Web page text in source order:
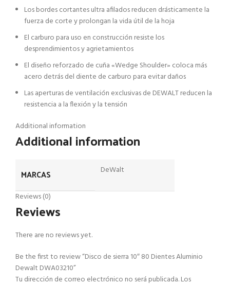
Los bordes cortantes ultra afilados reducen drásticamente la
fuerza de corte y prolongan la vida útil de la hoja
El carburo para uso en construcción resiste los
desprendimientos y agrietamientos
El diseño reforzado de cuña «Wedge Shoulder» coloca más
acero detrás del diente de carburo para evitar daños
Las aperturas de ventilación exclusivas de DEWALT reducen la
resistencia a la flexión y la tensión
Additional information
Additional information
MARCAS DeWalt
Reviews (0)
Reviews
There are no reviews yet.
Be the first to review “Disco de sierra 10″ 80 Dientes Aluminio
Dewalt DWA03210”
Tu dirección de correo electrónico no será publicada.Los